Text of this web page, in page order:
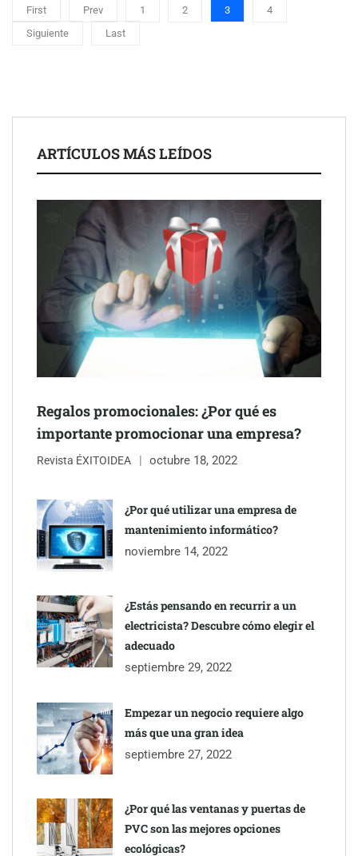
First Prev 1 2 3
4
Siguiente
Last
ARTÍCULOS MÁS LEÍDOS
Regalos promocionales: ¿Por qué es
importante promocionar una empresa?
Revista ÉXITOIDEA octubre 18, 2022
¿Por qué utilizar una empresa de
mantenimiento informático?
noviembre 14, 2022
¿Estás pensando en recurrir a un
electricista? Descubre cómo elegir el
adecuado
septiembre 29, 2022
Empezar un negocio requiere algo
más que una gran idea
septiembre 27, 2022
¿Por qué las ventanas y puertas de
PVC son las mejores opciones
ecológicas?